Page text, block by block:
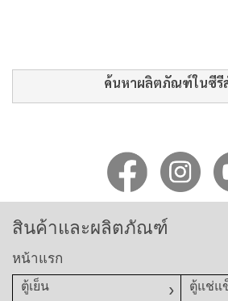
ค้นหาผลิตภัณฑ์ในซีรี
สินค้าและผลิตภัณฑ์
หน้าแรก
ตู้เย็น ตู้แช่แ